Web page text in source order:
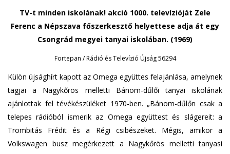
TV-t minden iskolának! akció 1000. televízióját Zele
Ferenc a Népszava főszerkesztő helyettese adja át egy
Csongrád megyei tanyai iskolában. (1969)
Fortepan / Rádió és Televízió Újság 56294
Külön újsághírt kapott az Omega együttes felajánlása, amelynek
tagjai a Nagykőrös melletti Bánom-dűlői tanyai iskolának
ajánlottak fel tévékészüléket 1970-ben. „Bánom-dűlőn csak a
telepes rádióból ismerik az Omega együttest és slágereit: a
Trombitás Frédit és a Régi csibészeket. Mégis, amikor a
Volkswagen busz megérkezett a Nagykőrös melletti tanyasi